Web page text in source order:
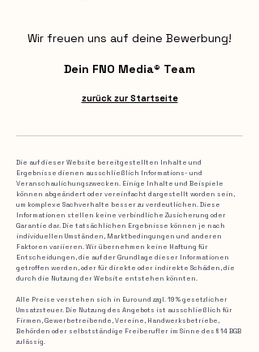
Wir freuen uns auf deine Bewerbung!
Dein FNO Media® Team
zurück zur Startseite
Die auf dieser Website bereitgestellten Inhalte und
Ergebnisse dienen ausschließlich Informations- und
Veranschaulichungszwecken. Einige Inhalte und Beispiele
können abgeändert oder vereinfacht dargestellt worden sein,
um komplexe Sachverhalte besser zu verdeutlichen. Diese
Informationen stellen keine verbindliche Zusicherung oder
Garantie dar. Die tatsächlichen Ergebnisse können je nach
individuellen Umständen, Marktbedingungen und anderen
Faktoren variieren. Wir übernehmen keine Haftung für
Entscheidungen, die auf der Grundlage dieser Informationen
getroffen werden, oder für direkte oder indirekte Schäden, die
durch die Nutzung der Website entstehen könnten.
Alle Preise verstehen sich in Euro und zzgl. 19 % gesetzlicher
Umsatzsteuer. Die Nutzung des Angebots ist ausschließlich für
Firmen, Gewerbetreibende, Vereine, Handwerksbetriebe,
Behörden oder selbstständige Freiberufler im Sinne des § 14 BGB
zulässig.